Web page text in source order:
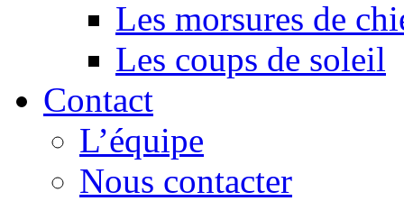
Les morsures de
Les coups de soleil
Contact
L’équipe
Nous contacter